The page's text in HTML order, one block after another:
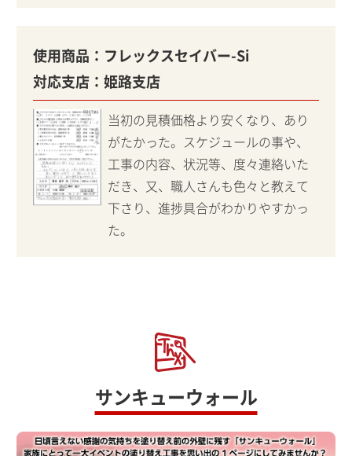
使用商品： フレックスセイバー-Si
対応支店：姫路支店
当初の見積価格より安くなり、あり
がたかった。スケジュールの事や、
工事の内容、状況等、度々連絡いた
だき、又、職人さんも色々と教えて
下さり、進捗具合がわかりやすかっ
た。
サンキューウォール